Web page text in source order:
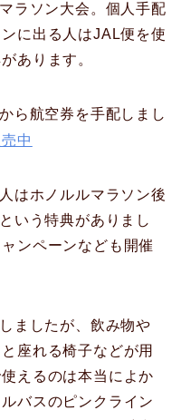
ラソン大会。個人手配
に出る人はJAL便を使
あります。
ら航空券を手配しまし
中
はホノルルマラソン後
いう特典がありまし
ンペーンなども開催
ましたが、飲み物や
座れる椅子などが用
えるのは本当によか
バスのピンクライン